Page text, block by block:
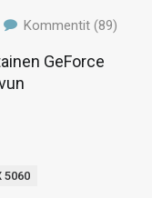
Kommentit (89)
GeForce
5060